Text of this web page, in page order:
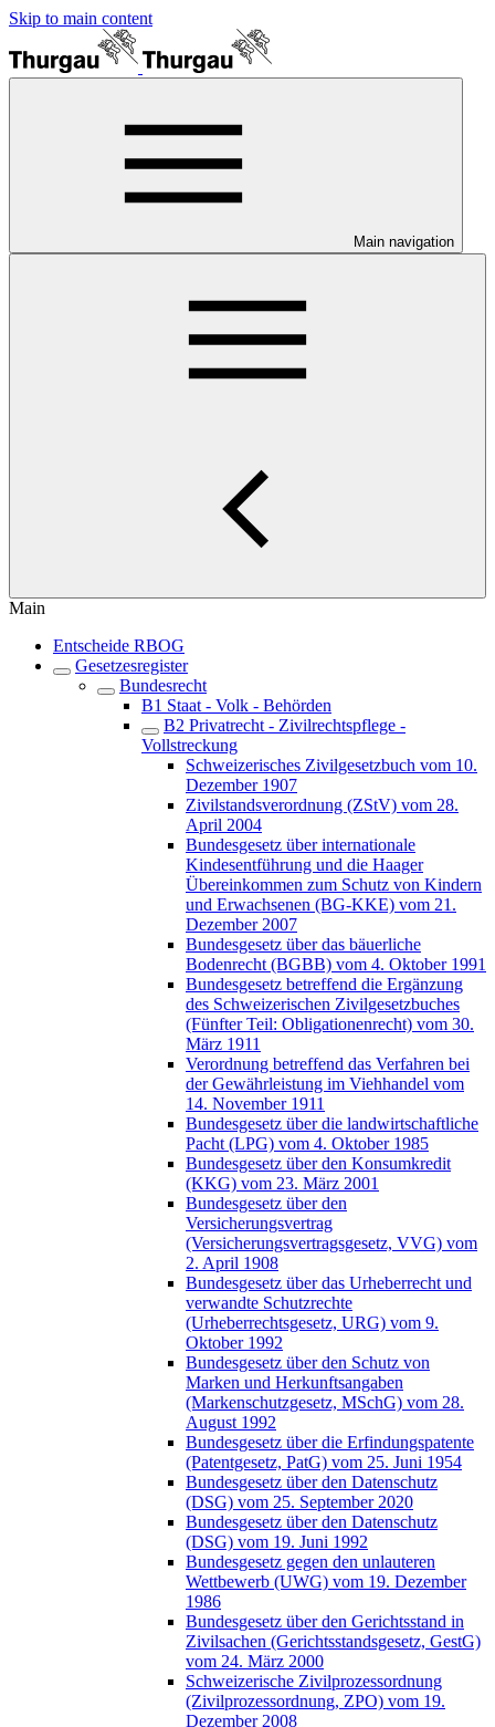
Skip to main content
Main navigation
Main
Entscheide RBOG
Gesetzesregister
Bundesrecht
B1 Staat - Volk - Behörden
B2 Privatrecht - Zivilrechtspflege -
Vollstreckung
Schweizerisches Zivilgesetzbuch vom 10.
Dezember 1907
Zivilstandsverordnung (ZStV) vom 28.
April 2004
Bundesgesetz über internationale
Kindesentführung und die Haager
Übereinkommen zum Schutz von Kindern
und Erwachsenen (BG-KKE) vom 21.
Dezember 2007
Bundesgesetz über das bäuerliche
Bodenrecht (BGBB) vom 4. Oktober 1991
Bundesgesetz betreffend die Ergänzung
des Schweizerischen Zivilgesetzbuches
(Fünfter Teil: Obligationenrecht) vom 30.
März 1911
Verordnung betreffend das Verfahren bei
der Gewährleistung im Viehhandel vom
14. November 1911
Bundesgesetz über die landwirtschaftliche
Pacht (LPG) vom 4. Oktober 1985
Bundesgesetz über den Konsumkredit
(KKG) vom 23. März 2001
Bundesgesetz über den
Versicherungsvertrag
(Versicherungsvertragsgesetz, VVG) vom
2. April 1908
Bundesgesetz über das Urheberrecht und
verwandte Schutzrechte
(Urheberrechtsgesetz, URG) vom 9.
Oktober 1992
Bundesgesetz über den Schutz von
Marken und Herkunftsangaben
(Markenschutzgesetz, MSchG) vom 28.
August 1992
Bundesgesetz über die Erfindungspatente
(Patentgesetz, PatG) vom 25. Juni 1954
Bundesgesetz über den Datenschutz
(DSG) vom 25. September 2020
Bundesgesetz über den Datenschutz
(DSG) vom 19. Juni 1992
Bundesgesetz gegen den unlauteren
Wettbewerb (UWG) vom 19. Dezember
1986
Bundesgesetz über den Gerichtsstand in
Zivilsachen (Gerichtsstandsgesetz, GestG)
vom 24. März 2000
Schweizerische Zivilprozessordnung
(Zivilprozessordnung, ZPO) vom 19.
Dezember 2008